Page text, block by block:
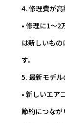
4. 修理費が
• 修理に1～2
は新しいも
す。
5. 最新モデ
• 新しいエア
節約につなが